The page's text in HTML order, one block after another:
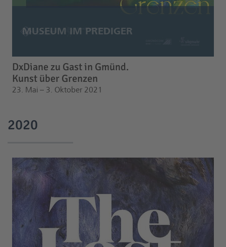
DxDiane zu Gast in Gmünd.
Kunst über Grenzen
23. Mai – 3. Oktober 2021
2020